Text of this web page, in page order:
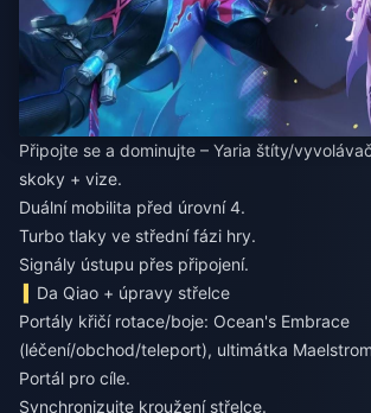
Připojte se a dominujte – Yaria štíty/
skoky + vize.
Duální mobilita před úrovní 4.
Turbo tlaky ve střední fázi hry.
Signály ústupu přes připojení.
Da Qiao + úpravy střelce
Portály křičí rotace/boje: Ocean's Embrace
(léčení/obchod/teleport), ultimátka
Portál pro cíle.
Synchronizujte kroužení střelce.